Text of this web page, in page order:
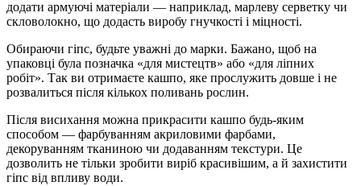
додати армуючі матеріали — наприклад, марлеву серветку чи
скловолокно, що додасть виробу гнучкості і міцності.
Обираючи гіпс, будьте уважні до марки. Бажано, щоб на
упаковці була позначка «для мистецтв» або «для ліпних
робіт». Так ви отримаєте кашпо, яке прослужить довше і не
розвалиться після кількох поливань рослин.
Після висихання можна прикрасити кашпо будь-яким
способом — фарбуванням акриловими фарбами,
декоруванням тканиною чи додаванням текстури. Це
дозволить не тільки зробити виріб красивішим, а й захистити
гіпс від впливу води.